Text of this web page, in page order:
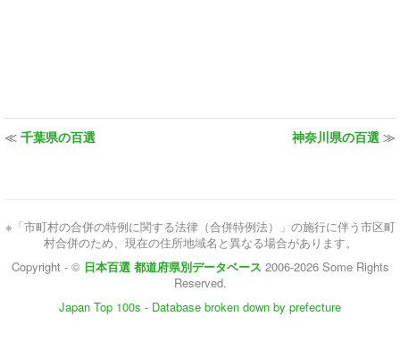
≪ 千葉県の百選 神奈川県の百選 ≫
※「市町村の合併の特例に関する法律（合併特例法）」の施行に伴う市区町
村合併のため、現在の住所地域名と異なる場合があります。
Copyright - © 日本百選 都道府県別データベース 2006-2026 Some Rights
Reserved.
Japan Top 100s - Database broken down by prefecture